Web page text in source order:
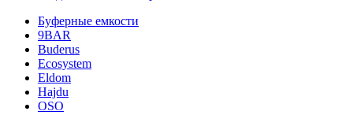
Буферные емкости
9BAR
Buderus
Ecosystem
Eldom
Hajdu
OSO